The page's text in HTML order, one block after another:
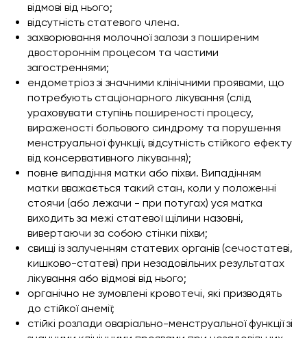
відмові від нього;
відсутність статевого члена.
захворювання молочної залози з поширеним
двостороннім процесом та частими
загостреннями;
ендометріоз зі значними клінічними проявами, що
потребують стаціонарного лікування (слід
ураховувати ступінь поширеності процесу,
вираженості больового синдрому та порушення
менструальної функції, відсутність стійкого ефекту
від консервативного лікування);
повне випадіння матки або піхви. Випадінням
матки вважається такий стан, коли у положенні
стоячи (або лежачи - при потугах) уся матка
виходить за межі статевої щілини назовні,
вивертаючи за собою стінки піхви;
свищі із залученням статевих органів (сечостатеві,
кишково-статеві) при незадовільних результатах
лікування або відмові від нього;
органічно не зумовлені кровотечі, які призводять
до стійкої анемії;
стійкі розлади оваріально-менструальної функції зі